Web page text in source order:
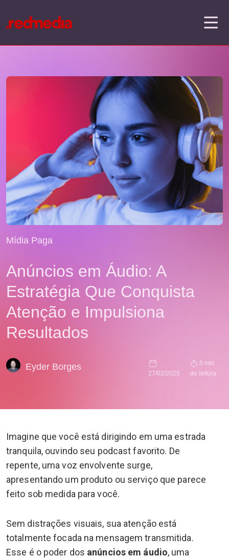
Mídia Paga
Anúncios em Áudio: A
Estratégia Que Conquista
Atenção e Impulsiona
Resultados
Eyder Borges
27/02/2025
5 min
de leitura
Imagine que você está dirigindo em uma estrada
tranquila, ouvindo seu podcast favorito. De
repente, uma voz envolvente surge,
apresentando um produto ou serviço que parece
feito sob medida para você.
Sem distrações visuais, sua atenção está
totalmente focada na mensagem transmitida.
Esse é o poder dos anúncios em áudio, uma